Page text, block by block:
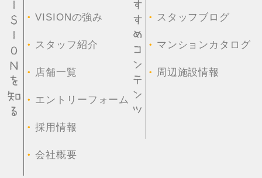
・VISIONの強み
・ スタッフ紹介
・ 店舗一覧
・ エントリーフォーム
・採用情報
・会社概要
・ スタッフブログ
・ マンションカタログ
・ 周辺施設情報